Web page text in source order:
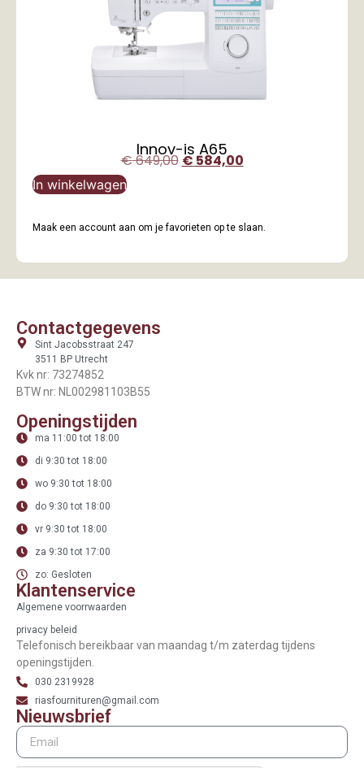
Innov-is A65
€649,00 €584,00
In winkelwagen
Maak een account aan om je favorieten op te slaan.
Contactgegevens
Sint Jacobsstraat 247
3511 BP Utrecht
Kvk nr: 73274852
BTW nr: NL002981103B55
Openingstijden
ma 11:00 tot 18:00
di 9:30 tot 18:00
wo 9:30 tot 18:00
do 9:30 tot 18:00
vr 9:30 tot 18:00
za 9:30 tot 17:00
zo: Gesloten
Klantenservice
Algemene voorrwaarden
privacy beleid
Telefonisch bereikbaar van maandag t/m zaterdag tijdens
openingstijden.
030 2319928
riasfournituren@gmail.com
Nieuwsbrief